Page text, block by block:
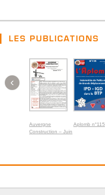
LES PUBLICATIONS
Auvergne
Construction – Juin
Aplomb n°115
‹